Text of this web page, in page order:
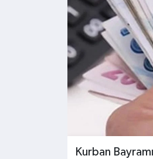
Kurban